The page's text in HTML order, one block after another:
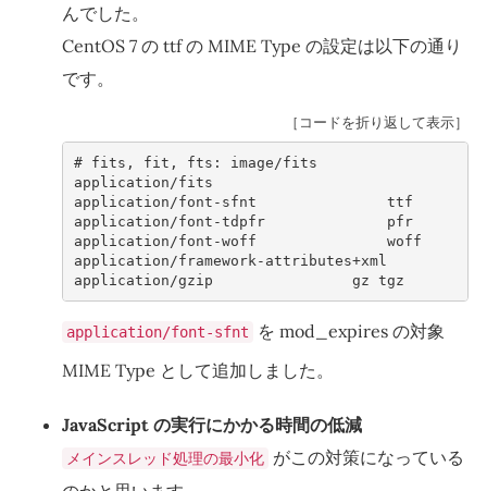
んでした。
CentOS 7 の ttf の MIME Type の設定は以下の通り
です。
［コードを折り返して表示］
# fits, fit, fts:
application/fits
application/font-tdpfr              pfr
application/font-woff               woff
application/framework-attributes+xml
application/gzip                gz tgz
application/font-sfnt
を mod_expires の対象
MIME Type として追加しました。
JavaScript の実行にかかる時間の低減
メインスレッド処理の最小化 がこの対策になっている